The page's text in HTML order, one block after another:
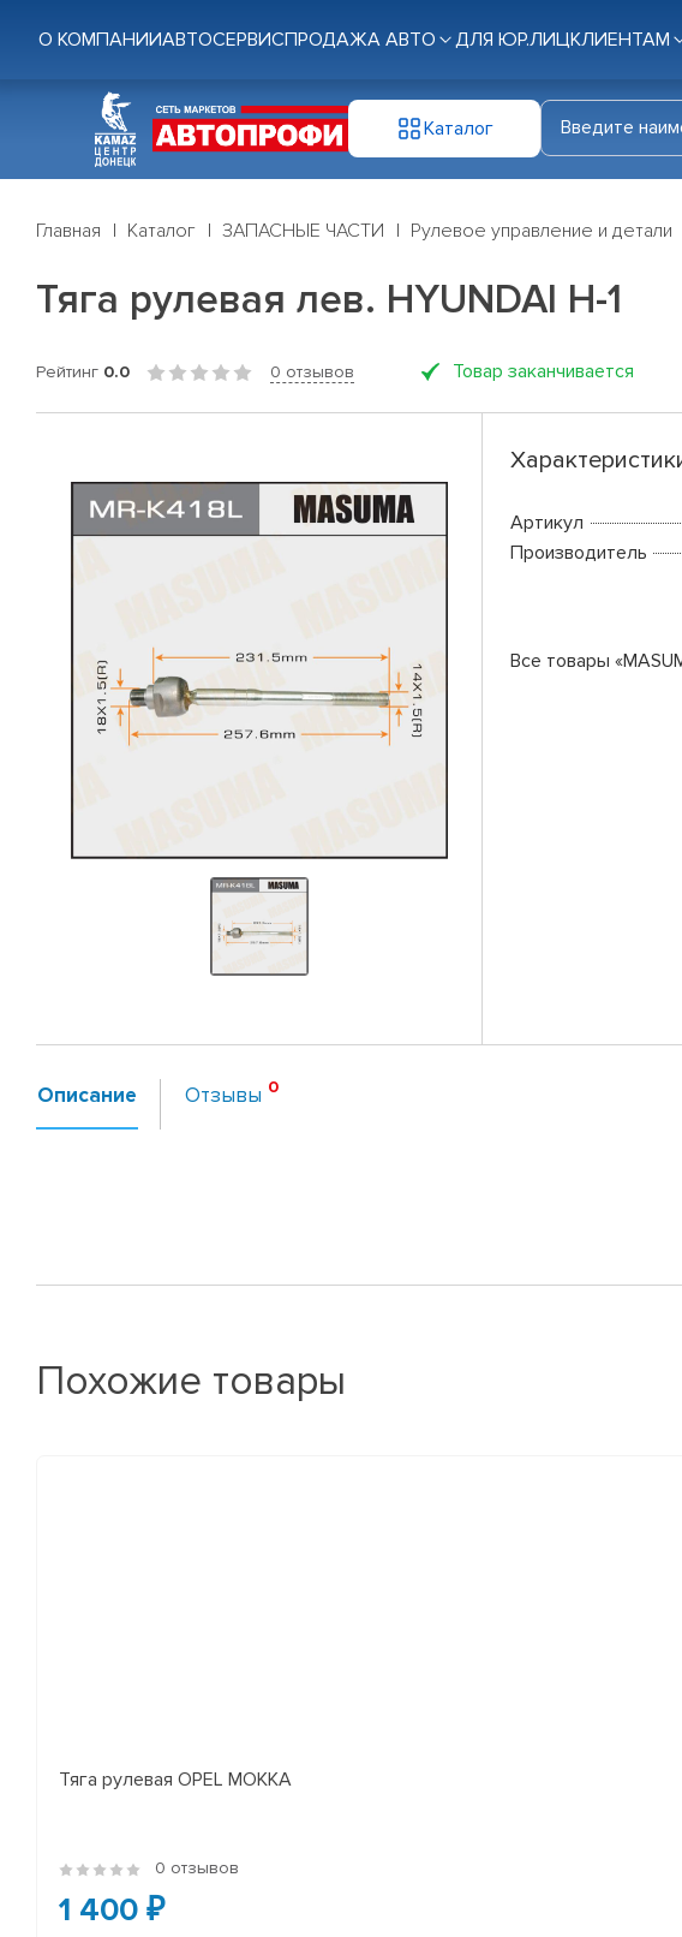
О КОМПАНИИАВТОСЕРВИСПРОДАЖА АВТО ДЛЯ ЮР.ЛИЦКЛИЕНТАМ
Каталог
Главная Каталог ЗАПАСНЫЕ ЧАСТИ Рулевое управление и детали
Тяга рулевая лев. HYUNDAI H-1
Рейтинг 0.0 0 отзывов Товар заканчивается
Артикул
Производитель
Все товары
Описание Отзывы
Похожие товары
Тяга рулевая OPEL MOKKA
0 отзывов
1 400 ₽